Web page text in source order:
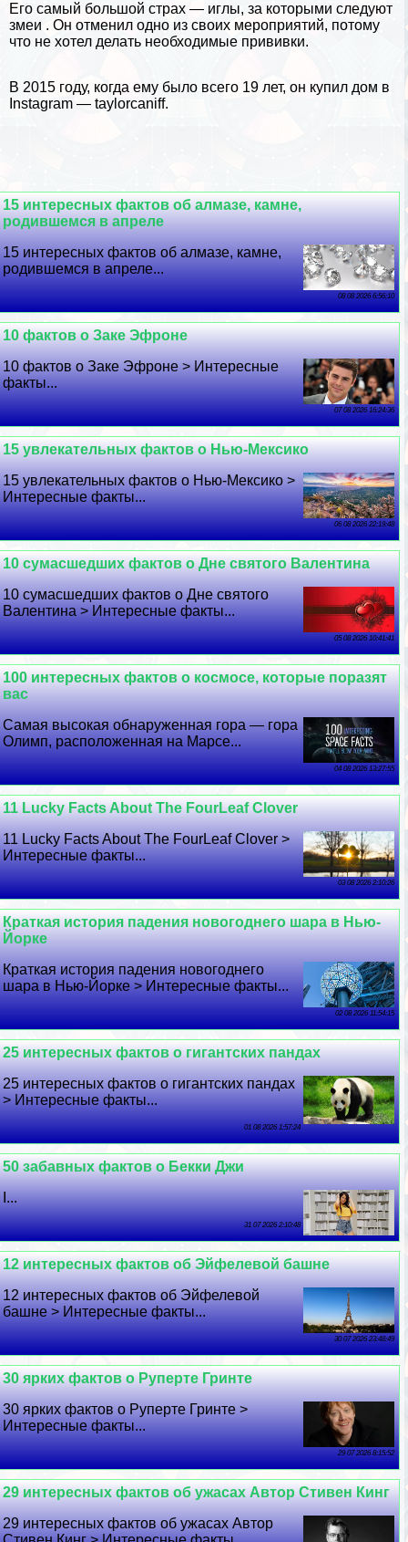
Его самый большой страх — иглы, за которыми следуют
змеи . Он отменил одно из своих мероприятий, потому
что не хотел делать необходимые прививки.
В 2015 году, когда ему было всего 19 лет, он купил дом в
Instagram — taylorcaniff.
15 интересных фактов об алмазе, камне,
родившемся в апреле
15 интересных фактов об алмазе, камне,
родившемся в апреле...
08 08 2026 6:56:10
10 фактов о Заке Эфроне
10 фактов о Заке Эфроне > Интересные
факты...
07 08 2026 16:24:36
15 увлекательных фактов о Нью-Мексико
15 увлекательных фактов о Нью-Мексико >
Интересные факты...
06 08 2026 22:19:48
10 cyмacшедших фактов о Дне святого Валентина
10 cyмacшедших фактов о Дне святого
Валентина > Интересные факты...
05 08 2026 10:41:41
100 интересных фактов о космосе, которые поразят
вас
Самая высокая обнаруженная гора — гора
Олимп, расположенная на Марсе...
04 08 2026 13:27:55
11 Lucky Facts About The FourLeaf Clover
11 Lucky Facts About The FourLeaf Clover >
Интересные факты...
03 08 2026 2:10:26
Краткая история падения новогоднего шара в Нью-
Йорке
Краткая история падения новогоднего
шара в Нью-Йорке > Интересные факты...
02 08 2026 11:54:15
25 интересных фактов о гигантских пандах
25 интересных фактов о гигантских пандах
> Интересные факты...
01 08 2026 1:57:24
50 забавных фактов о Бекки Джи
I...
31 07 2026 2:10:48
12 интересных фактов об Эйфелевой башне
12 интересных фактов об Эйфелевой
башне > Интересные факты...
30 07 2026 23:48:49
30 ярких фактов о Руперте Гринте
30 ярких фактов о Руперте Гринте >
Интересные факты...
29 07 2026 8:15:52
29 интересных фактов об ужасах Автор Стивен Кинг
29 интересных фактов об ужасах Автор